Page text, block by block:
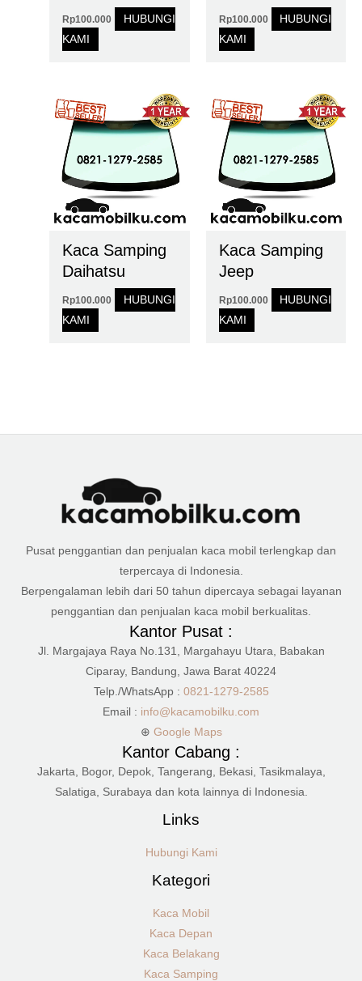
Rp100.000
HUBUNGI
KAMI
Rp100.000
HUBUNGI
KAMI
Kaca Samping
Daihatsu
Rp100.000
HUBUNGI
KAMI
Kaca Samping
Jeep
Rp100.000
HUBUNGI
KAMI
Pusat penggantian dan penjualan kaca mobil terlengkap dan
terpercaya di Indonesia.
Berpengalaman lebih dari 50 tahun dipercaya sebagai layanan
penggantian dan penjualan kaca mobil berkualitas.
Kantor Pusat :
Jl. Margajaya Raya No.131, Margahayu Utara, Babakan
Ciparay, Bandung, Jawa Barat 40224
Telp./WhatsApp : 0821-1279-2585
Email : info@kacamobilku.com
⊕ Google Maps
Kantor Cabang :
Jakarta, Bogor, Depok, Tangerang, Bekasi, Tasikmalaya,
Salatiga, Surabaya dan kota lainnya di Indonesia.
Links
Hubungi Kami
Kategori
Kaca Mobil
Kaca Depan
Kaca Belakang
Kaca Samping